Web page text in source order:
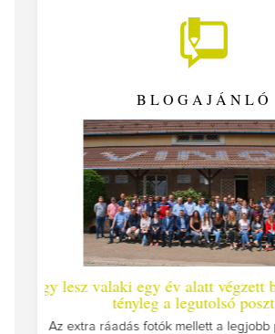
BLOGAJÁNLÓ
végzett borász #26 -
poszt
a legjobb pillanatokat
Így lesz
Megírtuk a